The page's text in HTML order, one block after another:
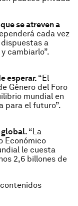
se atreven a
cada vez
a
cambiarlo”.
esperar. “El
Género del Foro
mundial en
para el futuro”.
global. “La
Económico
le cuesta
2,6 billones de